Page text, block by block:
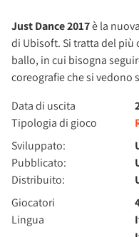
Just Dance 2017è la
di Ubisoft. Si tratta del più
ballo, in cui bisogna
coreografie che si vedono
Data di uscita
Tipologia di gioco
Sviluppato:
Pubblicato:
Distribuito:
Giocatori
Lingua